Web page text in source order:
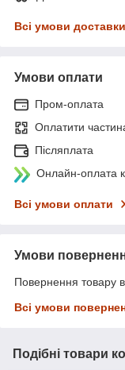
Всі умови доставки
Умови оплати
Пром-оплата
Оплатити
Післяплата
Онлайн-оплата
Всі умови оплати
Умови
Повернення товару
Всі умови
Подібні товари